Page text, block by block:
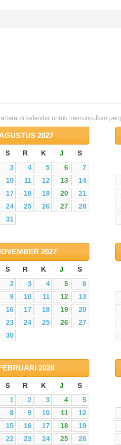
di kalendar untuk memunculkan
2027
S R K J
S
3 4 5 6
7
10 11 12 13
14
17 18 19 20
21
24 25 26 27
28
31
2027
S R K J
S
2 3 4 5
6
9 10 11 12
13
16 17 18 19
20
23 24 25 26
27
30
FEBRUARI 2028
S R K J
S
1
2 3 4
5
8 9 10 11
12
15 16 17 18
19
22 23 24 25 26